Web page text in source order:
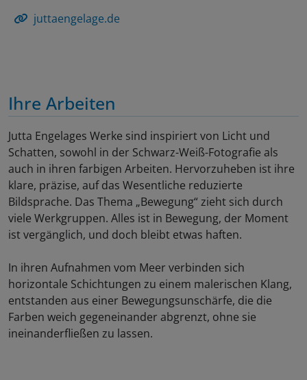
juttaengelage.de
Ihre Arbeiten
Jutta Engelages Werke sind inspiriert von Licht und
Schatten, sowohl in der Schwarz-Weiß-Fotografie als
auch in ihren farbigen Arbeiten. Hervorzuheben ist ihre
klare, präzise, auf das Wesentliche reduzierte
Bildsprache. Das Thema „Bewegung“ zieht sich durch
viele Werkgruppen. Alles ist in Bewegung, der Moment
ist vergänglich, und doch bleibt etwas haften.
In ihren Aufnahmen vom Meer verbinden sich
horizontale Schichtungen zu einem malerischen Klang,
entstanden aus einer Bewegungsunschärfe, die die
Farben weich gegeneinander abgrenzt, ohne sie
ineinanderfließen zu lassen.